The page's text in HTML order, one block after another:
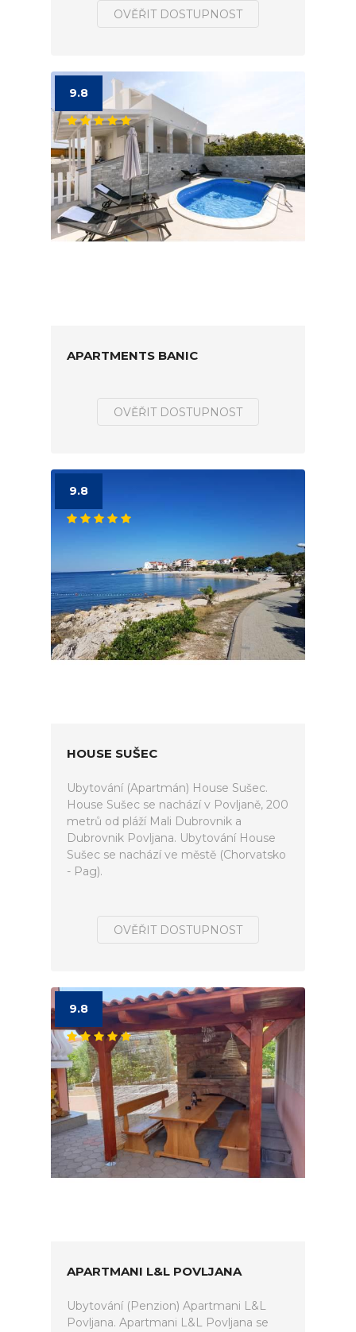
OVĚŘIT DOSTUPNOST
9.8
APARTMENTS BANIC
OVĚŘIT DOSTUPNOST
9.8
HOUSE SUŠEC
Ubytování (Apartmán) House Sušec.
House Sušec se nachází v Povljaně, 200
metrů od pláží Mali Dubrovnik a
Dubrovnik Povljana. Ubytování House
Sušec se nachází ve městě (Chorvatsko
- Pag).
OVĚŘIT DOSTUPNOST
9.8
APARTMANI L&L POVLJANA
Ubytování (Penzion) Apartmani L&L
Povljana. Apartmani L&L Povljana se